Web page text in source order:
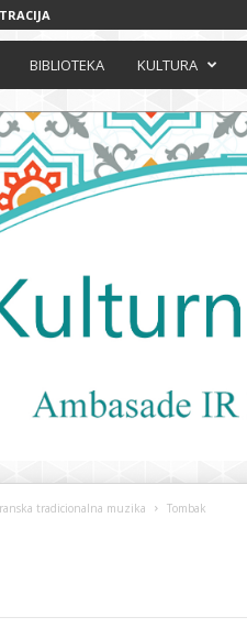
BIBLIOTEKA KULTURA
tradicionalna muzika Tombak